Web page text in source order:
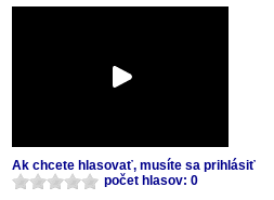
Ak chcete hlasovať, musíte sa prihlásiť
počet hlasov: 0